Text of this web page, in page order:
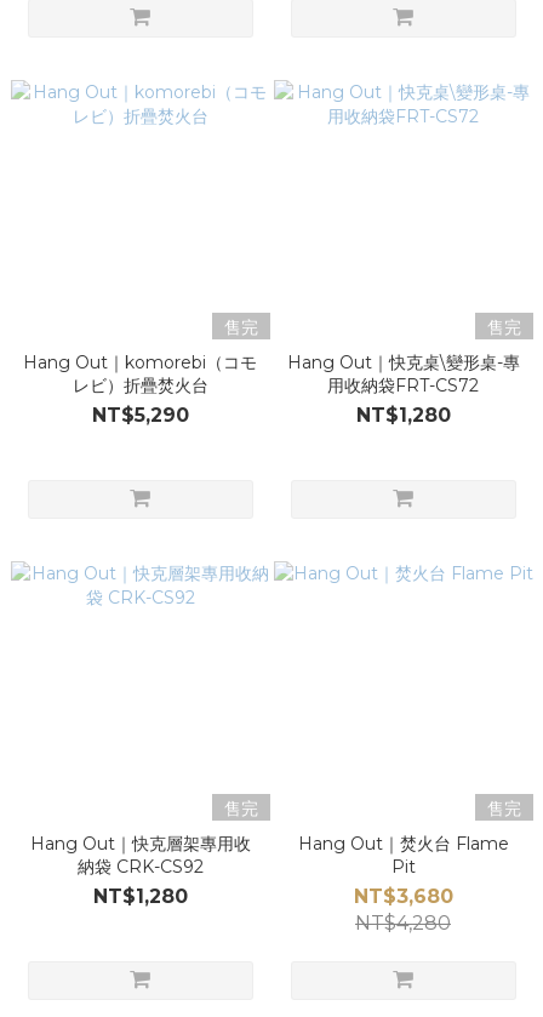
售完
Hang Out｜komorebi（コモ
レビ）折疊焚火台
NT$5,290
售完
Hang Out｜快克桌\變形桌-專
用收納袋FRT-CS72
NT$1,280
售完
Hang Out｜快克層架專用收
納袋 CRK-CS92
NT$1,280
售完
Hang Out｜焚火台 Flame
Pit
NT$3,680
NT$4,280